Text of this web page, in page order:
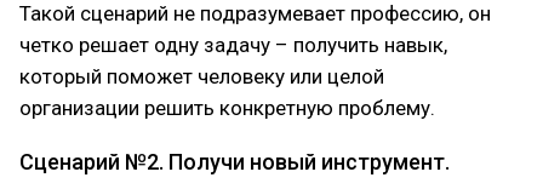
Такой сценарий не подразумевает профессию, он
четко решает одну задачу – получить навык,
который поможет человеку или целой
организации решить конкретную проблему.
Сценарий №2. Получи новый инструмент.